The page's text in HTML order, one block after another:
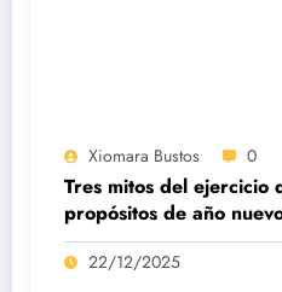
Xiomara Bustos 0
Tres mitos del ejercicio
propósitos de año
22/12/2025